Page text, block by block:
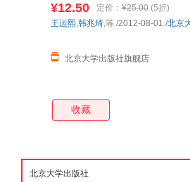
¥12.50 定价： ¥25.00 (5折)
北京大学出版社旗舰店
王运熙,韩兆琦,等 /2012-08-01 /北京
收藏